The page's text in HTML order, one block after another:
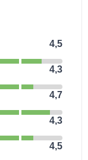
4,5
4,3
4,7
4,3
4,5